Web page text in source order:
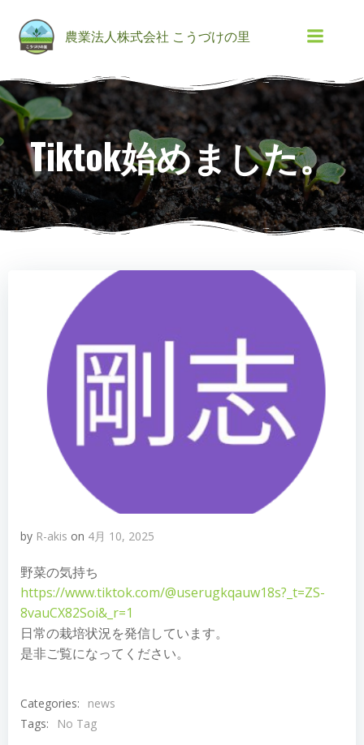
ン
テ
ツ
へ
ス
キ
ッ
プ
農業法人株式会社 こうづけの里
Tiktok始めました。
by R-akis on 4月 10, 2025
野菜の気持ち
https://www.tiktok.com/@userugkqauw18s?_t=ZS-
8vauCX82Soi&_r=1
日常の栽培状況を発信しています。
是非ご覧になってください。
Categories:
news
Tags:
No Tag